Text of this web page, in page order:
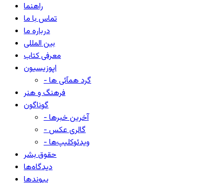
راهنما
تماس با ما
درباره ما
بین المللی
معرفی کتاب
اپوزیسیون
- گرد همآئی ها
فرهنگ و هنر
گوناگون
- آخرین خبرها
- گالری عکس
- ویدئوکلیپ‌ها
حقوق بشر
دیدگاه‌ها
پیوندها